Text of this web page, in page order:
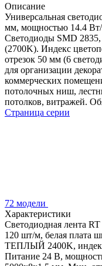
Описание
Универсальная
мм, мощностью 14.4
Светодиоды SMD 2835,
(2700K). Индекс
отрезок 50 мм (6
для организации
коммерческих
потолочных ниш,
потолков, витражей.
Страница серии
72 модели
Характеристики
Светодиодная лента
120 шт/м, белая плата
ТЕПЛЫЙ 2400K, индекс
Питание 24 В,